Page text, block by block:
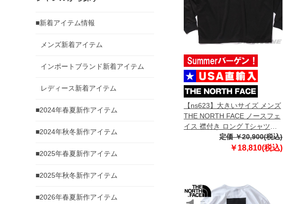
■新着アイテム情報
メンズ新着アイテム
インポートブランド新着アイテム
レディース新着アイテム
■2024年春夏新作アイテム
■2024年秋冬新作アイテム
■2025年春夏新作アイテム
■2025年秋冬新作アイテム
■2026年春夏新作アイテム
【ns623】大きいサイズ メンズ
THE NORTH FACE ノースフェ
イス 襟付き ロング Tシャツ
USA直輸入 nt7tr04j定価 ￥20,900(税込)
￥18,810(税込)